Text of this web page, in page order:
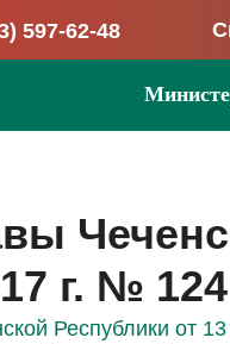
597-62-48
г. № 124
Республики от